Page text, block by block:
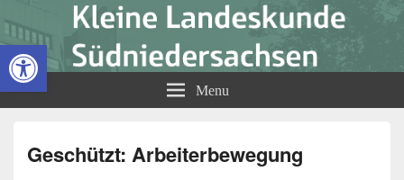
Open toolbar
Kleine Landeskunde
Südniedersachsen
Menu
Geschützt: Arbeiterbewegung